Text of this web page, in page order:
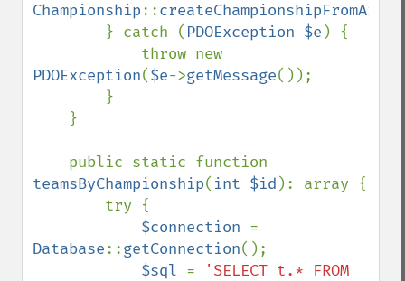
Championship::createChampionshipFromArray
        } catch (
PDOException $e ) {
PDOException($e->getMessage());
teamsByChampionship( int $id ): array {
$connection
Database::getConnection();
$sql =
'SELECT t.* FROM